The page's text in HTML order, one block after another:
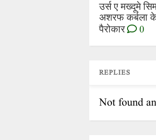
उर्स ए मख्दूमे
अशरफ कर्बला
पैरोकार
0
REPLIES
Not found